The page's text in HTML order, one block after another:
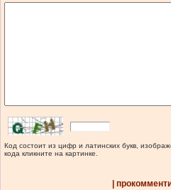
Код состоит из цифр и латинских букв,
кода кликните на картинке.
|